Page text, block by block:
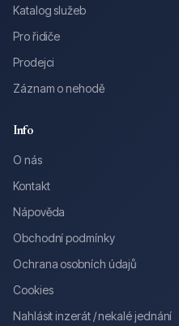
Katalog služeb
Pro řidiče
Prodejci
Záznam o nehodě
Info
O nás
Kontakt
Nápověda
Obchodní podmínky
Ochrana osobních údajů
Cookies
Nahlásit inzerát / nekalé jednání